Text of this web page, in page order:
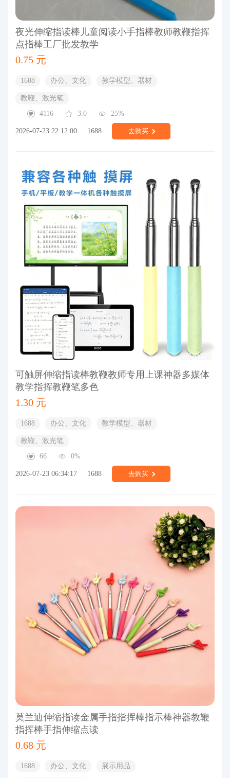
夜光伸缩指读棒儿童阅读小手指棒教师教鞭指挥
点指棒工厂批发教学
0.75 元
1688 办公、文化 教学模型、器材
教鞭、激光笔
4116
3.0 25%
2026-07-23 22:12:00 1688 去购买
可触屏伸缩指读棒教鞭教师专用上课神器多媒体
教学指挥教鞭笔多色
1.30 元
1688 办公、文化 教学模型、器材
教鞭、激光笔
66
0%
2026-07-23 06:34:17 1688 去购买
莫兰迪伸缩指读金属手指指挥棒指示棒神器教鞭
指挥棒手指伸缩点读
0.68 元
1688 办公、文化 展示用品